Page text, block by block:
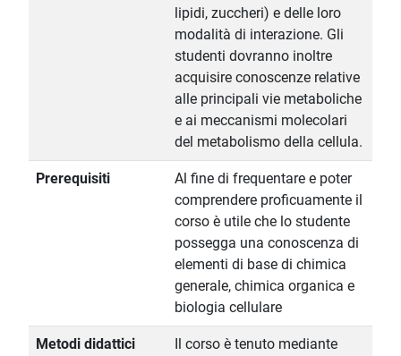
lipidi, zuccheri) e delle loro
modalità di interazione. Gli
studenti dovranno inoltre
acquisire conoscenze relative
alle principali vie metaboliche
e ai meccanismi molecolari
del metabolismo della cellula.
Prerequisiti
Al fine di frequentare e poter
comprendere proficuamente il
corso è utile che lo studente
possegga una conoscenza di
elementi di base di chimica
generale, chimica organica e
biologia cellulare
Metodi didattici
Il corso è tenuto mediante